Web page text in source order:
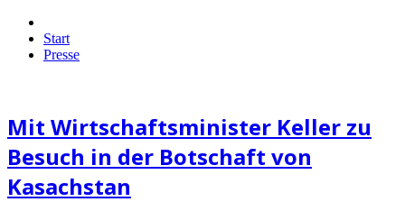
Start
Presse
Mit Wirtschaftsminister Keller zu
Besuch in der Botschaft von
Kasachstan